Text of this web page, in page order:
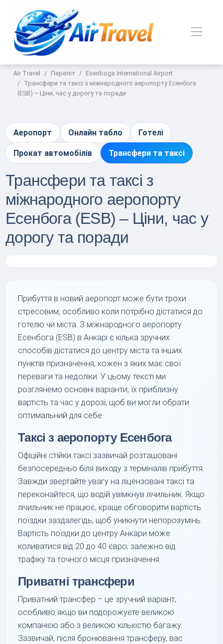
Air Travel Переліт
Esenboga International Airport
Трансфери та таксі з міжнародного аеропорту Есенбога
(ESB) – Ціни, час у дорогу та поради
Аеропорт Онлайн табло Готелі
Прокат автомобілів Трансфери та таксі
Трансфери та таксі з
міжнародного аеропорту
Есенбога (ESB) – Ціни, час у
дорогу та поради
Прибуття в новий аеропорт може бути трохи
стресовим, особливо коли потрібно дістатися до
готелю чи міста. З міжнародного аеропорту
Есенбога (ESB) в Анкарі є кілька зручних
способів дістатися до центру міста та інших
пунктів призначення, кожен з яких має свої
переваги та недоліки. У цьому тексті ми
розглянемо основні варіанти, їх приблизну
вартість та час у дорозі, щоб ви могли обрати
оптимальний для себе.
Таксі з аеропорту Есенбога
Офіційні стійки таксі зазвичай розташовані
безпосередньо біля виходу з терміналів прибуття.
Завжди звертайте увагу на ліцензовані таксі та
переконайтеся, що водій увімкнув лічильник. Якщо
лічильник не працює, краще обговорити вартість
поїздки заздалегідь, щоб уникнути непорозумінь.
Вартість поїздки до центру Анкари може
коливатися від 20 до 40 євро, залежно від
трафіку та точного місця призначення.
Приватні трансфери
Приватний трансфер – це зручний варіант,
особливо якщо ви подорожуєте великою
компанією або з великою кількістю багажу.
Зазвичай, після бронювання трансферу, вас